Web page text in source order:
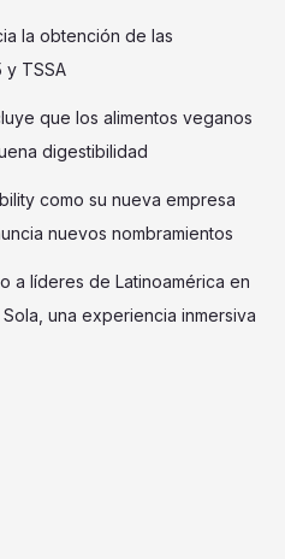
la obtención de las
y TSSA
que los alimentos veganos
digestibilidad
como su nueva empresa
nuevos nombramientos
a líderes de Latinoamérica en
una experiencia inmersiva